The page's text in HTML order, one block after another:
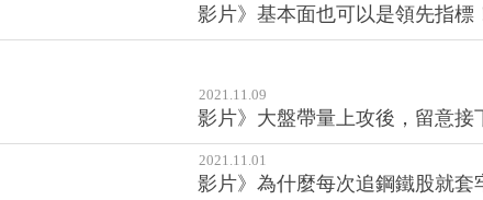
影片》基本面也可以是領先指標
2021.11.09
影片》大盤帶量上攻後，留意接
2021.11.01
影片》為什麼每次追鋼鐵股就套